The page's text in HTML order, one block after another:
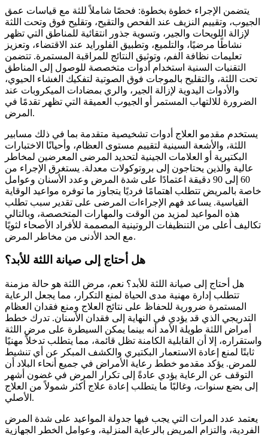
يتضمن الإجراء خطوة بخطوة: فحصًا شاملاً للثة مع قياسات عمق
الجيوب، وتقييم النزيف عند الفحص والتقيح، وتقليح فوق وتحت اللثة
لإزالة اللويحات والجير، وتسوية جذور انتقائية للمناطق التي تظهر
نشاطًا مرضيًا، والتلميع، وتطبيق الفلورايد عند الاقتضاء، وتعزيز
تعليمات نظافة الفم، وتوثيق النتائج للمراقبة المستمرة. تتضمن
التقنيات السنية استخدام أدوات متخصصة للوصول إلى المناطق
تحت اللثة، والتقليح بالموجات فوق الصوتية لتفكيك الغشاء الحيوي،
والأدوات اليدوية لإزالة الجير، والري بمضادات الميكروبات عند
الضرورة للالتهاب المستمر أو الجيوب العميقة التي تظهر تقدمًا في
المرض.
يستخدم مقدمو العلاج أدوات تشخيصية متقدمة بما في ذلك مسابير
اللثة، والأشعة السينية لتقييم مستوى العظام، وأحيانًا الاختبارات
البكتيرية أو العلامات الجينية لتحديد المرضى المعرضين لمخاطر
عالية والذين يحتاجون إلى بروتوكولات معدلة. يستغرق الإجراء من
60 إلى 90 دقيقة اعتمادًا على شدة المرض وعدد الأسنان وعوامل
خاصة بالمريض تتطلب اهتمامًا فرديًا يتجاوز ما توفره مواعيد الوقاية
القياسية. يساعد فهم الإجراءات المرضى على تقدير سبب تطلب
هذه المواعيد لمزيد من الوقت والمهارات المتخصصة، وبالتالي
تكاليف أعلى من التنظيفات الروتينية المصممة للأفراد الأصحاء لثويًا
مع الحد الأدنى من مخاطر المرض.
هل أحتاج إلى صيانة اللثة للأبد؟
هل أحتاج إلى صيانة اللثة للأبد؟ نعم، مرض اللثة هو حالة مزمنة
تتطلب إدارة مهنية مدى الحياة لمنع التكرار، مما يجعل الرعاية
المستمرة ضرورية للحفاظ على نتائج العلاج ومنع فقدان العظام
التدريجي الذي قد يؤدي في النهاية إلى فقدان الأسنان. تدرك خطط
أمراض اللثة طويلة الأمد أنه بينما يمكن السيطرة على مرض اللثة
واستقراره، إلا أن القابلية الكامنة تظل قائمة، مما يتطلب تدخلاً مهنيًا
ثابتًا لمنع إعادة الاستعمار البكتيري والكشف المبكر عن أي تنشيط
للمرض. يؤكد مقدمو خطط رعاية الأمراض في جميع أنحاء البلاد أن
التوقف عن الرعاية يؤدي عادةً إلى تكرار المرض في غضون أشهر
إلى بضع سنوات، وغالبًا ما يتطلب إعادة علاج أكثر شمولاً من العلاج
الأصلي.
يعتمد عدد المرات التي يجب فيها جدولة المواعيد على شدة المرض
الفردية، والتزام المريض بالرعاية المنزلية، وعوامل الخطر الجهازية